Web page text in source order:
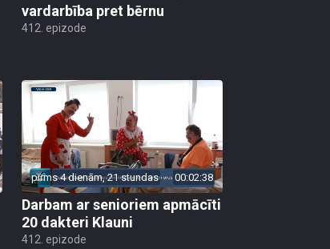
vardarbība pret bērnu
412. epizode
pirms 4 dienām, 21 stundas 00:02:38
Darbam ar senioriem apmācīti
20 dakteri Klauni
412. epizode